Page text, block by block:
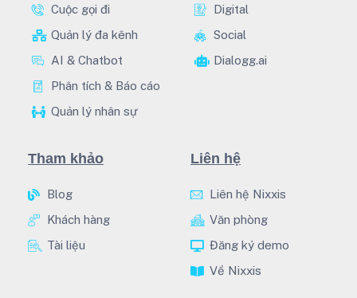
Cuộc gọi đi
Quản lý đa kênh
AI & Chatbot
Phân tích & Báo cáo
Quản lý nhân sự
Digital
Social
Dialogg.ai
Tham khảo
Blog
Khách hàng
Tài liệu
Liên hệ
Liên hệ Nixxis
Văn phòng
Đăng ký demo
Về Nixxis